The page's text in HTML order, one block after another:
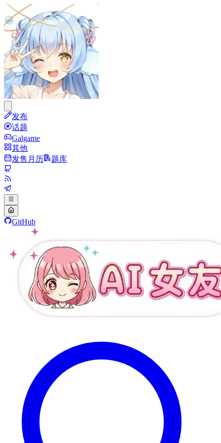
发布
话题
Galgame
其他
发售月历
题库
GitHub